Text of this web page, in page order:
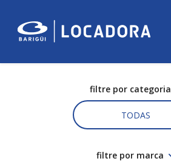
filtre por categoria
TODAS
filtre por marca